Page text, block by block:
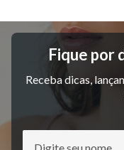
Fique por
Receba dicas,